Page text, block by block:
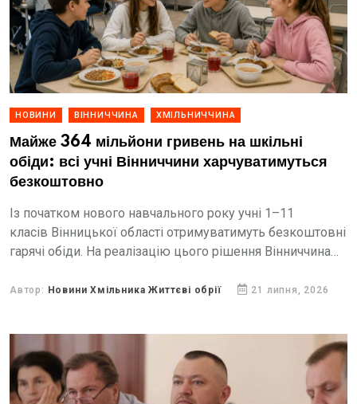
НОВИНИ ВІННИЧЧИНА ХМІЛЬНИЧЧИНА
Майже 364 мільйони гривень на шкільні
обіди: всі учні Вінниччини харчуватимуться
безкоштовно
Із початком нового навчального року учні 1–11
класів Вінницької області отримуватимуть безкоштовні
гарячі обіди. На реалізацію цього рішення Вінниччина
Автор: Новини Хмільника Життєві обрії 21 липня, 2026